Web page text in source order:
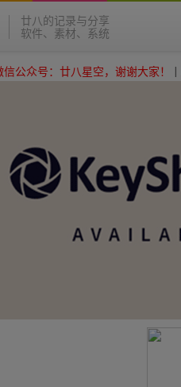
廿八的记录与分享
软件、素材、系统
星空，谢谢大家！| 麻烦各位关